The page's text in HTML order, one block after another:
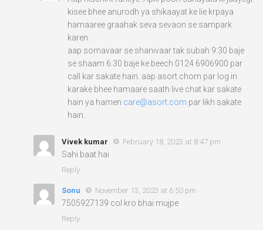
kisee bhee anurodh ya shikaayat ke lie krpaya
hamaaree graahak seva sevaon se sampark
karen:
aap somavaar se shanivaar tak subah 9:30 baje
se shaam 6:30 baje ke beech 0124 6906900 par
call kar sakate hain. aap asort.chom par log in
karake bhee hamaare saath live chat kar sakate
hain ya hamen care@asort.com par likh sakate
hain.
Vivek kumar February 18, 2023 at 8:47 pm
Sahi baat hai
Reply
Sonu November 13, 2023 at 6:50 pm
7505927139 col kro bhai mujpe
Reply